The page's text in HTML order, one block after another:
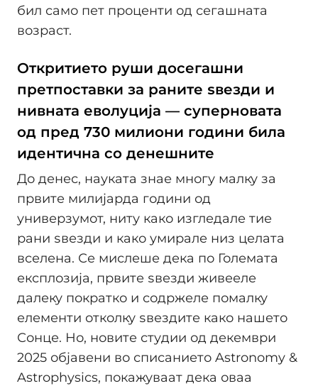
бил само пет проценти од сегашната
возраст.
Откритието руши досегашни
претпоставки за раните ѕвезди и
нивната еволуција — суперновата
од пред 730 милиони години била
идентична со денешните
До денес, науката знае многу малку за
првите милијарда години од
универзумот, ниту како изгледале тие
рани ѕвезди и како умирале низ целата
вселена. Се мислеше дека по Големата
експлозија, првите ѕвезди живееле
далеку пократко и содржеле помалку
елементи отколку ѕвездите како нашето
Сонце. Но, новите студии од декември
2025 објавени во списанието Astronomy &
Astrophysics, покажуваат дека оваа